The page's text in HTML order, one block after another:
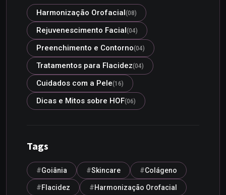
Harmonização Orofacial(08)
Rejuvenescimento Facial(04)
Preenchimento e Contorno(04)
Tratamentos para Flacidez(04)
Cuidados com a Pele(16)
Dicas e Mitos sobre HOF(06)
Tags
Goiânia Skincare Colágeno
Flacidez Harmonização Orofacial